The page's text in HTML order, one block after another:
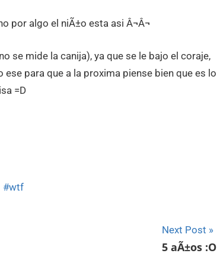
por algo el niÃ±o esta asi Â¬Â¬
se mide la canija), ya que se le bajo el coraje,
para que a la proxima piense bien que es lo
=D
wtf
Next Post
5 aÃ±os :O